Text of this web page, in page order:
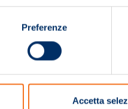
Preferenze
Accetta
Imprese Pistoia 01680210505 –